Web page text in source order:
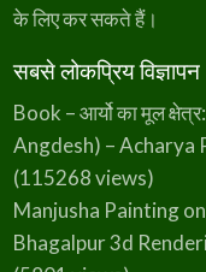
के लिए कर सकते हैं।
सबसे लोकप्रिय विज्ञापन
Book – आर्यो का मूल
Angdesh) – Acharya
(115268 views)
Manjusha Painting
Bhagalpur 3d